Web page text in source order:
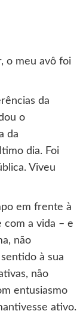
o meu avô foi
da
o
da
dia. Foi
Viveu
em frente à
com a vida – e
não
à sua
não
entusiasmo
ativo.